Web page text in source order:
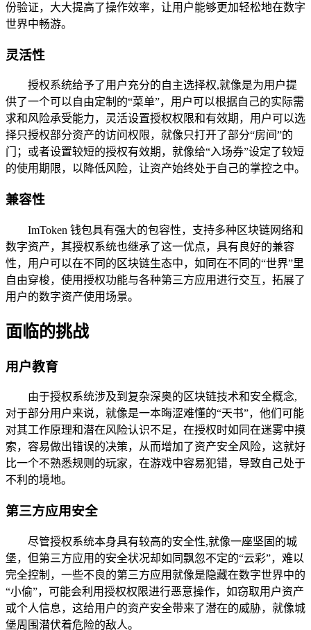
份验证，大大提高了操作效率，让用户能够更加轻松地在数字
世界中畅游。
灵活性
授权系统给予了用户充分的自主选择权,就像是为用户提
供了一个可以自由定制的“菜单”，用户可以根据自己的实际需
求和风险承受能力，灵活设置授权权限和有效期，用户可以选
择只授权部分资产的访问权限，就像只打开了部分“房间”的
门；或者设置较短的授权有效期，就像给“入场券”设定了较短
的使用期限，以降低风险，让资产始终处于自己的掌控之中。
兼容性
ImToken 钱包具有强大的包容性，支持多种区块链网络和
数字资产，其授权系统也继承了这一优点，具有良好的兼容
性，用户可以在不同的区块链生态中，如同在不同的“世界”里
自由穿梭，使用授权功能与各种第三方应用进行交互，拓展了
用户的数字资产使用场景。
面临的挑战
用户教育
由于授权系统涉及到复杂深奥的区块链技术和安全概念,
对于部分用户来说，就像是一本晦涩难懂的“天书”，他们可能
对其工作原理和潜在风险认识不足，在授权时如同在迷雾中摸
索，容易做出错误的决策，从而增加了资产安全风险，这就好
比一个不熟悉规则的玩家，在游戏中容易犯错，导致自己处于
不利的境地。
第三方应用安全
尽管授权系统本身具有较高的安全性,就像一座坚固的城
堡，但第三方应用的安全状况却如同飘忽不定的“云彩”，难以
完全控制，一些不良的第三方应用就像是隐藏在数字世界中的
“小偷”，可能会利用授权权限进行恶意操作，如窃取用户资产
或个人信息，这给用户的资产安全带来了潜在的威胁，就像城
堡周围潜伏着危险的敌人。